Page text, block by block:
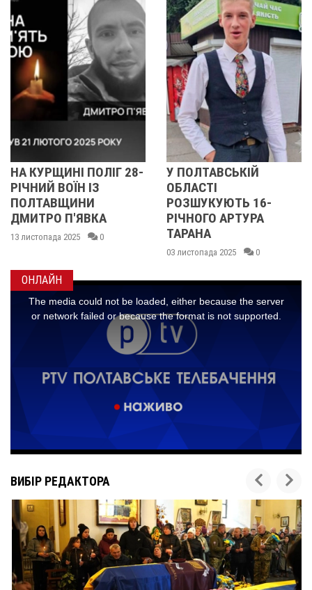
У ПОЛТАВСЬКІЙ
ОБЛАСТІ
РОЗШУКУЮТЬ 16-
РІЧНОГО АРТУРА
ТАРАНА
НА ДОНЕЧЧИНІ
ЗАГИНУВ СОЛДАТ ІЗ
ПОЛТАВЩИНИ
ЯКІВЕЦЬ
28 жовтня 2025
ОНЛАЙН
ВИБІР РЕДАКТОРА